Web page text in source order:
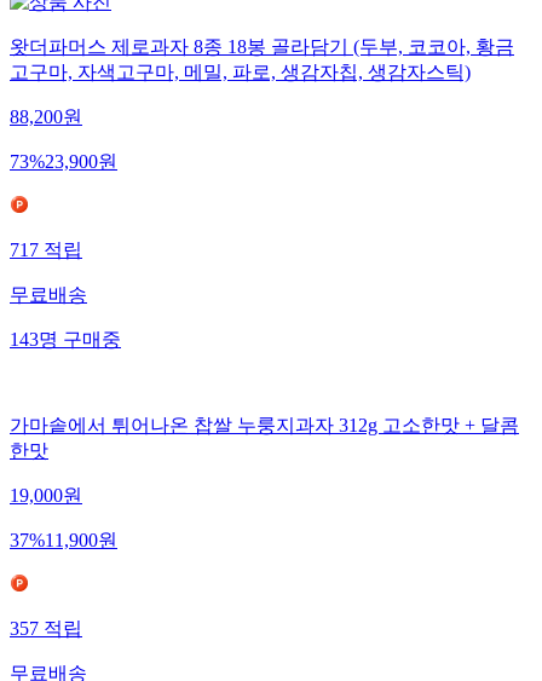
왓더파머스 제로과자 8종 18봉 골라담기 (두부, 코코아, 황금
고구마, 자색고구마, 메밀, 파로, 생감자칩, 생감자스틱)
88,200원
73%23,900원
717적립
무료배송
143명구매중
가마솥에서 튀어나온 찹쌀 누룽지과자 312g 고소한맛 + 달콤
한맛
19,000원
37%11,900원
357적립